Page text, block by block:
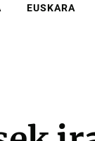
EUSKARA